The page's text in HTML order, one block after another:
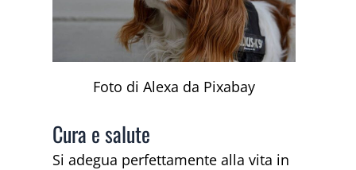
Foto di Alexa da Pixabay
Cura e salute
Si adegua perfettamente alla vita in